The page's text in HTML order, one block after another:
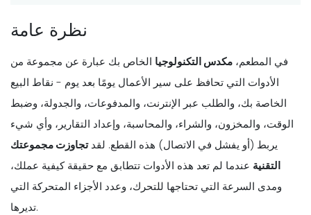
نظرة عامة
في المطعم، مكدس التكنولوجيا الخاص بك عبارة عن مجموعة من
الأدوات التي تحافظ على سير الأعمال يومًا بعد يوم - نقاط البيع
الخاصة بك، والطلب عبر الإنترنت، والمدفوعات، والجدولة، وضبط
الوقت، والمخزون، والشراء، والمحاسبة، وإعداد التقارير، وأي شيء
يربط (أو يفشل في الاتصال) هذه القطع. لقدتجاوزت مجموعتك
التقنية عندما لم تعد هذه الأدوات تتطابق مع حقيقة كيفية عملك،
ومدى السرعة التي تحتاجها للتحرك، وعدد الأجزاء المتحركة التي
تديرها.